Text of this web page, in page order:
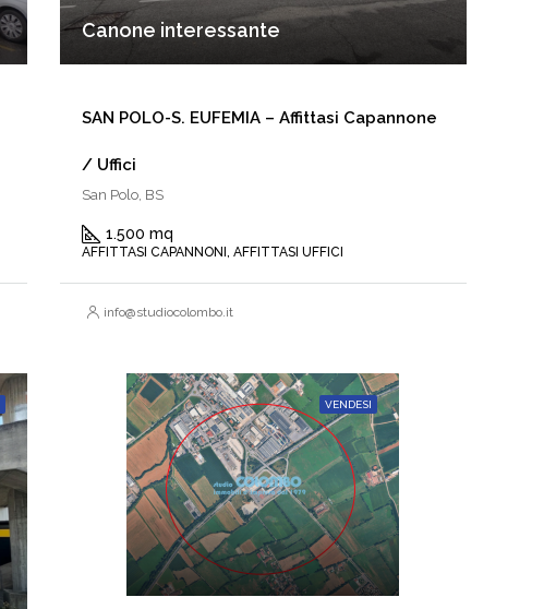
Canone interessante
SAN POLO-S. EUFEMIA – Affittasi Capannone
/ Uffici
San Polo, BS
1.500 mq
AFFITTASI CAPANNONI, AFFITTASI UFFICI
info@studiocolombo.it
VENDESI